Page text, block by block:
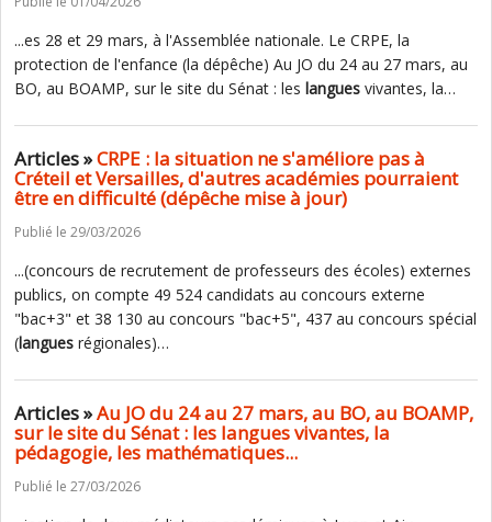
...es 28 et 29 mars, à l'Assemblée nationale. Le CRPE, la
protection de l'enfance (la dépêche) Au JO du 24 au 27 mars, au
BO, au BOAMP, sur le site du Sénat : les langues vivantes, la…
Articles »CRPE : la situation ne s'améliore pas à
Créteil et Versailles, d'autres académies pourraient
être en difficulté (dépêche mise à jour)
Publié le 29/03/2026
...(concours de recrutement de professeurs des écoles) externes
publics, on compte 49 524 candidats au concours externe
"bac+3" et 38 130 au concours "bac+5", 437 au concours spécial
(langues régionales)…
Articles »Au JO du 24 au 27 mars, au BO, au BOAMP,
sur le site du Sénat : les langues vivantes, la
pédagogie, les mathématiques...
Publié le 27/03/2026